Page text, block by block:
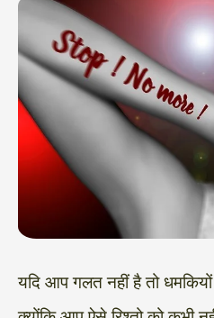
यदि आप गलत नहीं है तो